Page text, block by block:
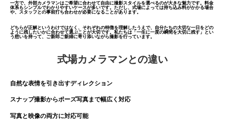
一方で、外部カメラマンはご希望に合わせて自由に撮影スタイルを選べるのが大きな魅力です。料金
体系もシンプルでわかりやすいケースが多いです。ただし、式場によっては持ち込み料がかかる場合
や、スタッフとの事前打ち合わせが必要になることがあります。
どちらが正解というわけではなく、それぞれの特徴を理解したうえで、自分たちの大切な一日をどの
ように残したいかに合わせて選ぶことが大切です。私たちは「一生に一度の瞬間を大切に残す」とい
う想いを持って、ご新郎ご新婦に寄り添いながら撮影を行っています。
式場カメラマンとの違い
自然な表情を引き出すディレクション
スナップ撮影からポーズ写真まで幅広く対応
写真と映像の両方に対応可能